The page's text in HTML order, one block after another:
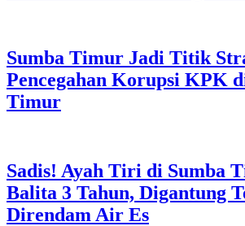
Sumba Timur Jadi Titik
Pencegahan Korupsi KPK
Timur
Sadis! Ayah Tiri di Sumba
Balita 3 Tahun, Digantung
Direndam Air Es